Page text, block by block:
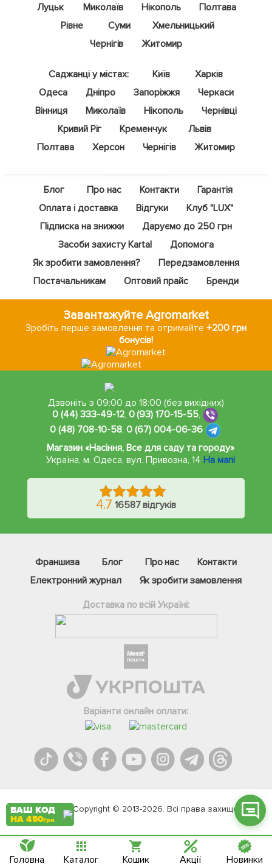
Луцьк
Миколаїв Нікополь
Полтава
Рівне
Суми
Хмельницький
Чернігів
Житомир
Саджанці у містах: Київ
Харків
Одеса
Дніпро Запоріжжя
Черкаси
Вінниця
Миколаїв Нікополь
Чернівці
Кривий Ріг
Кременчук
Львів
Полтава
Херсон Чернігів Житомир
Блог Про нас Контакти
Гарантія
Оплата і доставка
Відгуки
Клуб "LUX"
Підписка на знижки
Даруємо до 250 грн
Засоби захисту Kartal
Допомога
Як зробити замовлення?
Передзамовлення
Постачальникам
Оптовий прайс Бренди
Завантажуйте Agromarket
Зробіть перше замовлення та отримайте+200 грн
бонусів!
Дзвоніть з 09:00 до 18:00 (без вихідних)
0 (44) 333-49-12, 0 (93) 170-15-55,
0 (48) 708-10-58, 0 (67) 004-06-36
Магазин «Насіння, Все для саду та городу»
Україна, м. Одеса,вул. Привозна, 14 На мапі
4.7 16587 відгуків
Франшиза Блог Про нас
Контакти
Електронний журнал
Як зробити замовлення
Доставка по всій Україні:
Варіанти онлайн оплати:
Agromarket.Copyright © 2013-2026. Всі права захищені
Телеграм
Вайбер
Онлайн чат
ВАШ КОД
НА 450грн
Головна Каталог Кошик Акції Новинки